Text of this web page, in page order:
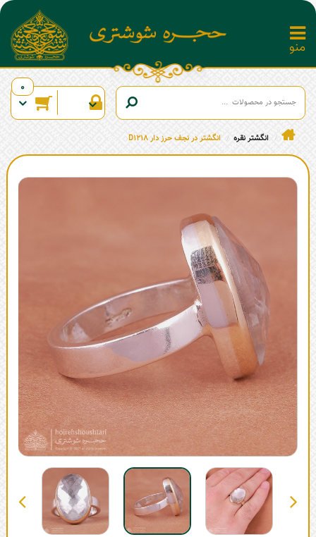
0
انگشتر نقره انگشتر در نجف حرز دار D1218